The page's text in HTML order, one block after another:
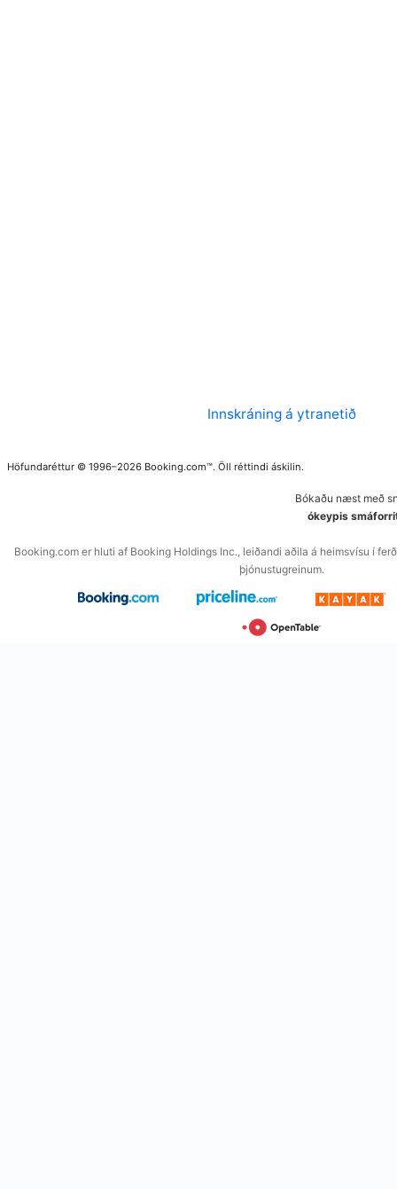
Innskráning á ytranetið
Höfundaréttur © 1996–2026 Booking.com™. Öll réttindi áskilin.
Bókaðu næst með
ókeypis
Booking.com er hluti af Booking Holdings Inc., leiðandi aðila á heimsvísu í
þjónustugreinum.